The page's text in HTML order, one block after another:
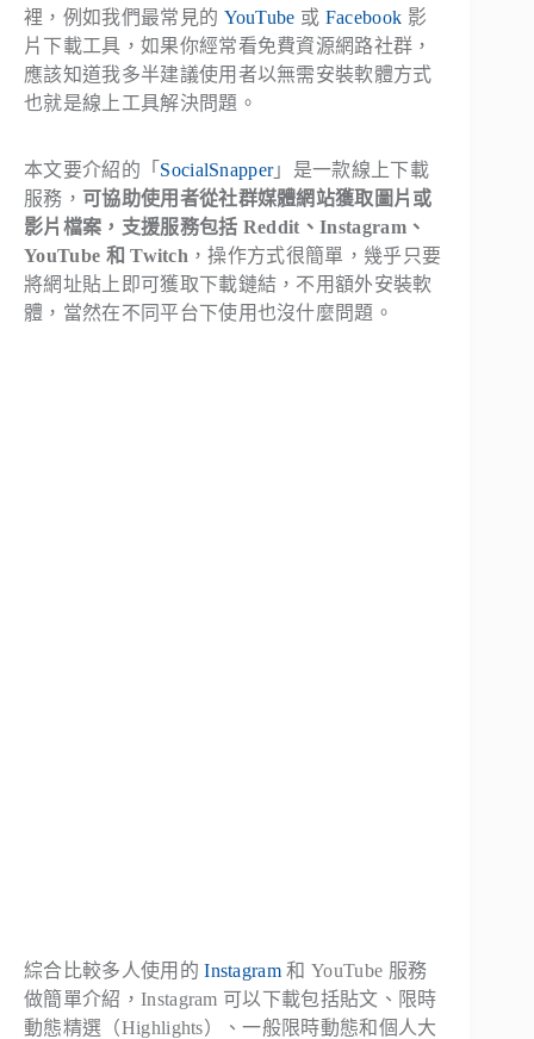
裡，例如我們最常見的 YouTube 或 Facebook 影
片下載工具，如果你經常看免費資源網路社群，
應該知道我多半建議使用者以無需安裝軟體方式
也就是線上工具解決問題。
本文要介紹的「 SocialSnapper」是一款線上下載
服務， 可協助使用者從社群媒體網站獲取圖片或
影片檔案，支援服務包括 Reddit、Instagram、
YouTube 和 Twitch ，操作方式很簡單，幾乎只要
將網址貼上即可獲取下載鏈結，不用額外安裝軟
體，當然在不同平台下使用也沒什麼問題。
綜合比較多人使用的Instagram 和 YouTube 服務
做簡單介紹，Instagram 可以下載包括貼文、限時
動態精選（Highlights）、一般限時動態和個人大